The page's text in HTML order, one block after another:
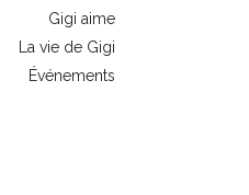
Gigi aime
La vie de Gigi
Événements